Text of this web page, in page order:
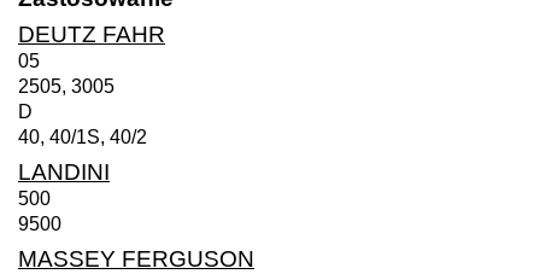
DEUTZ FAHR
05
2505, 3005
D
40, 40/1S, 40/2
LANDINI
500
9500
MASSEY FERGUSON